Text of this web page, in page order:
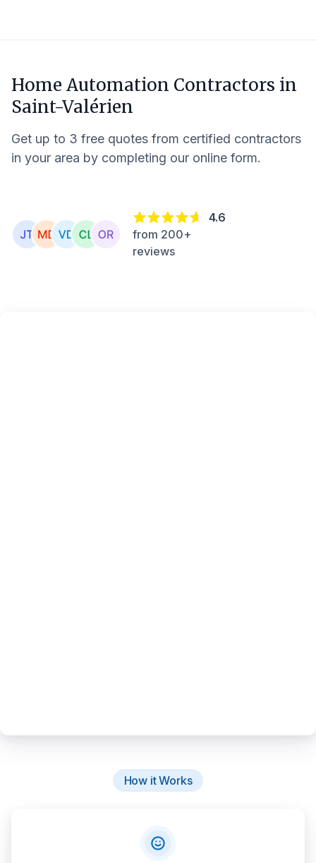
Home Automation Contractors in
Saint-Valérien
Get up to 3 free quotes from certified contractors
in your area by completing our online form.
4.6
from 200+
reviews
How it Works